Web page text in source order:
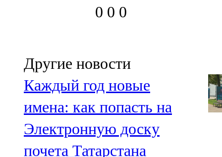
0 0 0
Другие новости
Каждый год новые
имена: как попасть на
Электронную доску
почета Татарстана